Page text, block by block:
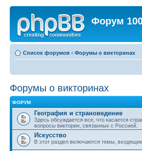
Форум
Список форумов ‹ Форумы о викторинах
Форумы о викторинах
ФОРУМ
География и страноведение
Здесь обсуждается все, что касается
вопросы викторин, связанных с Россией.
Искусство
В этот раздел включаются темы,